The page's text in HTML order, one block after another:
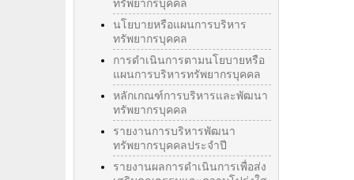
ทรัพยากรบุคคล
นโยบายหรือแผนการบริหาร
ทรัพยากรบุคคล
การดำเนินการตามนโยบายหรือ
แผนการบริหารทรัพยากรบุคคล
หลักเกณฑ์การบริหารและพัฒนา
ทรัพยากรบุคคล
รายงานการบริหารพัฒนา
ทรัพยากรบุคคลประจำปี
รายงานผลการดำเนินการเพื่อส่ง